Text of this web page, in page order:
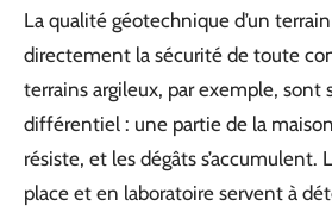
La qualité géotechnique d’un
directement la sécurité de toute
terrains argileux, par exemple, sont
différentiel : une partie de la maison
résiste, et les dégâts s’accumulent.
place et en laboratoire servent à